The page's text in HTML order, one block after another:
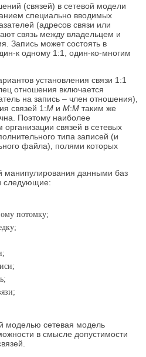
(связей) в сетевой модели
специально вводимых
(адресов связи или
связь между владельцем и
Запись может состоять в
к одному 1:1, один-ко-многим
установления связи 1:1
отношения включается
на запись – член отношения),
связей 1:М и M:М таким же
Поэтому наиболее
связей в сетевых
типа записей (и
файла), полями которых
манипулирования данными баз
следующие:
потомку;
моделью сетевая модель
в смысле допустимости